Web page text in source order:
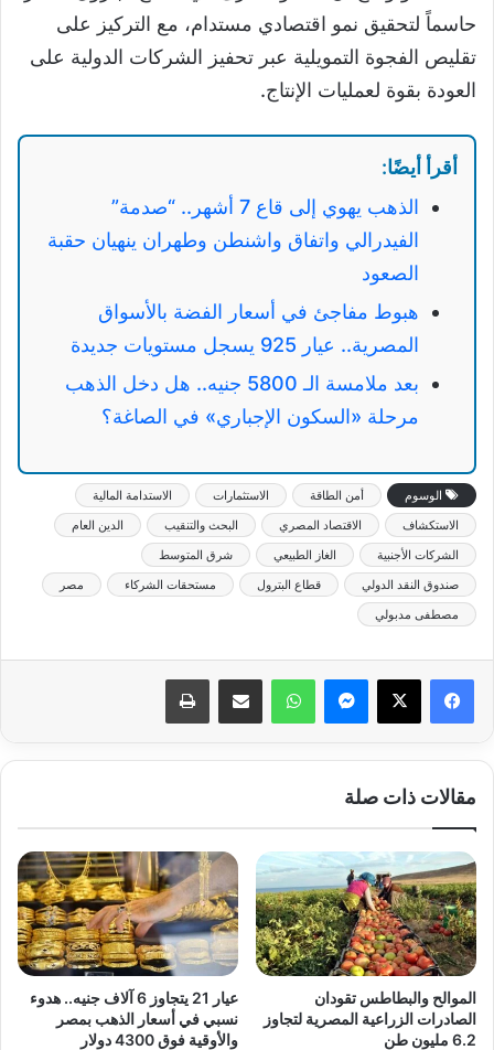
حاسماً لتحقيق نمو اقتصادي مستدام، مع التركيز على
تقليص الفجوة التمويلية عبر تحفيز الشركات الدولية على
العودة بقوة لعمليات الإنتاج.
أقرأ أيضًا:
الذهب يهوي إلى قاع 7 أشهر.. “صدمة”
الفيدرالي واتفاق واشنطن وطهران ينهيان حقبة
الصعود
هبوط مفاجئ في أسعار الفضة بالأسواق
المصرية.. عيار 925 يسجل مستويات جديدة
بعد ملامسة الـ 5800 جنيه.. هل دخل الذهب
مرحلة «السكون الإجباري» في الصاغة؟
الوسوم أمن الطاقة الاستثمارات
الاستدامة المالية
الاستكشاف
الاقتصاد المصري البحث والتنقيب
الدين العام
الشركات الأجنبية
الغاز الطبيعي
شرق المتوسط
صندوق النقد الدولي
قطاع البترول مستحقات الشركاء
مصر
مصطفى مدبولي
ماسنجر واتساب مشاركة عبر البريد طباعة
مقالات ذات صلة
الموالح والبطاطس تقودان
الصادرات الزراعية المصرية لتجاوز
6.2 مليون طن
عيار 21 يتجاوز 6 آلاف جنيه.. هدوء
نسبي في أسعار الذهب بمصر
والأوقية فوق 4300 دولار